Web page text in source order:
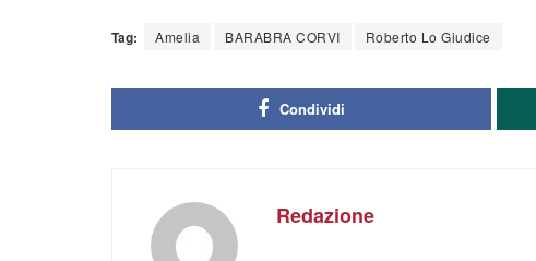
Tag: Amelia BARABRA CORVI Roberto Lo Giudice
Condividi
Redazione